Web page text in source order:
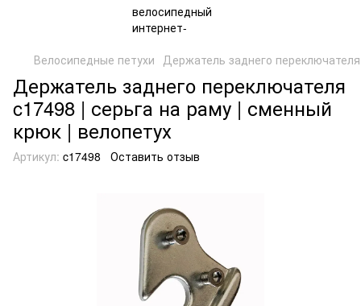
Велосипедные петухи Держатель заднего
Держатель заднего переключателя
c17498 | серьга на раму | сменный
крюк | велопетух
Артикул: c17498 Оставить отзыв